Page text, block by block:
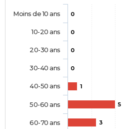
0
0
0
0
1
5
3
Moins de 10 ans
10-20 ans
20-30 ans
30-40 ans
40-50 ans
50-60 ans
60-70 ans